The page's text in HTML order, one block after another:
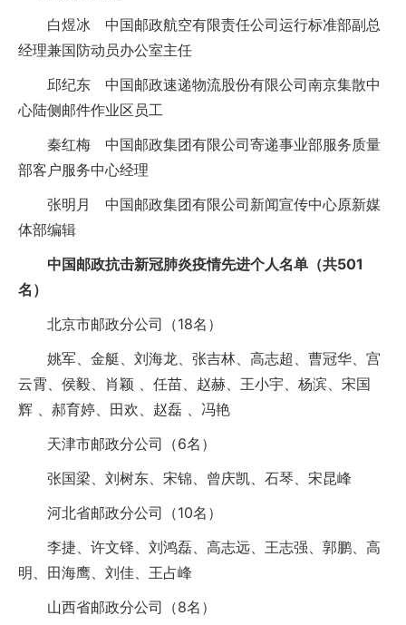
白煜冰 中国邮政航空有限责任公司运行标准部副总
经理兼国防动员办公室主任
邱纪东 中国邮政速递物流股份有限公司南京集散中
心陆侧邮件作业区员工
秦红梅 中国邮政集团有限公司寄递事业部服务质量
部客户服务中心经理
张明月 中国邮政集团有限公司新闻宣传中心原新媒
体部编辑
中国邮政抗击新冠肺炎疫情先进个人名单（共501
名）
北京市邮政分公司（18名）
姚军、金艇、刘海龙、张吉林、高志超、曹冠华、宫
云霄、侯毅、肖颖 、任苗、赵赫、王小宇、杨滨、宋国
辉 、郝育婷、田欢、赵磊 、冯艳
天津市邮政分公司（6名）
张国梁、刘树东、宋锦、曾庆凯、石琴、宋昆峰
河北省邮政分公司（10名）
李捷、许文铎、刘鸿磊、高志远、王志强、郭鹏、高
明、田海鹰、刘佳、王占峰
山西省邮政分公司（8名）